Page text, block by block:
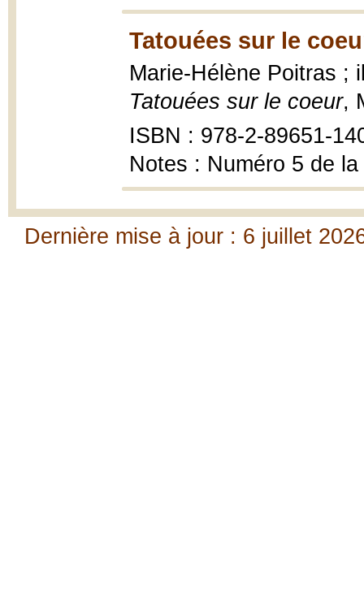
Tatouées sur le
Marie-Hélène Poitras ;
Tatouées sur le coeur,
ISBN : 978-2-89651-
Notes : Numéro 5 de
Dernière mise à jour : 6 juillet